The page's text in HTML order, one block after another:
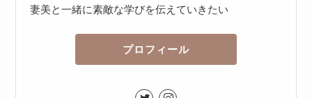
妻美と一緒に素敵な学びを伝えていきたい
プロフィール